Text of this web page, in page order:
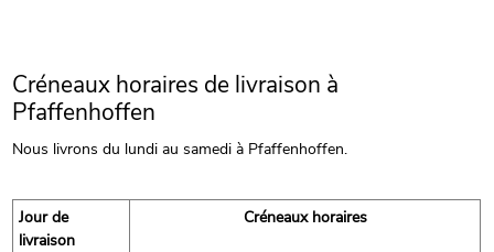
Créneaux horaires de livraison à
Pfaffenhoffen
Nous livrons du lundi au samedi à Pfaffenhoffen.
Jour de
livraison
Créneaux horaires